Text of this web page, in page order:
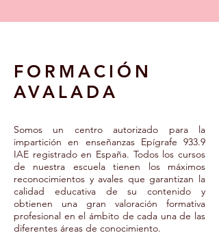
FORMACIÓN
AVALADA
Somos un centro autorizado para la
impartición en enseñanzas Epígrafe 933.9
IAE registrado en España. Todos los cursos
de nuestra escuela tienen los máximos
reconocimientos y avales que garantizan la
calidad educativa de su contenido y
obtienen una gran valoración formativa
profesional en el ámbito de cada una de las
diferentes áreas de conocimiento.